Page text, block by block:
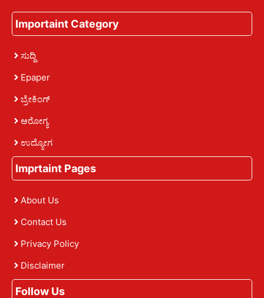
Importaint Category
ಸುದ್ದಿ
Epaper
ಬ್ರೇಕಿಂಗ್
ಆರೋಗ್ಯ
ಉದ್ಯೋಗ
Imprtaint Pages
About Us
Contact Us
Privacy Policy
Disclaimer
Follow Us